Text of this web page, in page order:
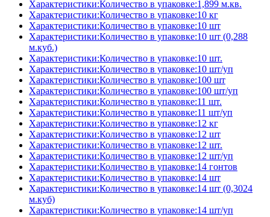
Характеристики:Количество в упаковке:1,899 м.кв.
Характеристики:Количество в упаковке:10 кг
Характеристики:Количество в упаковке:10 шт
Характеристики:Количество в упаковке:10 шт (0,288
м.куб.)
Характеристики:Количество в упаковке:10 шт.
Характеристики:Количество в упаковке:10 шт/уп
Характеристики:Количество в упаковке:100 шт
Характеристики:Количество в упаковке:100 шт/уп
Характеристики:Количество в упаковке:11 шт.
Характеристики:Количество в упаковке:11 шт/уп
Характеристики:Количество в упаковке:12 кг
Характеристики:Количество в упаковке:12 шт
Характеристики:Количество в упаковке:12 шт.
Характеристики:Количество в упаковке:12 шт/уп
Характеристики:Количество в упаковке:14 гонтов
Характеристики:Количество в упаковке:14 шт
Характеристики:Количество в упаковке:14 шт (0,3024
м.куб)
Характеристики:Количество в упаковке:14 шт/уп